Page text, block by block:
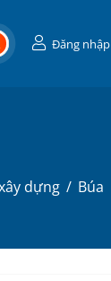
Đăng nhập
dựng Búa